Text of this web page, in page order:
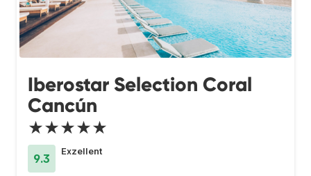
Iberostar Selection Coral
Cancún
★★★★★
9.3
Exzellent